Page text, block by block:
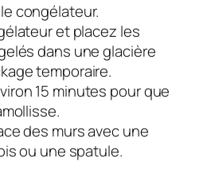
congélateur.
et placez les
dans une glacière
temporaire.
15 minutes pour que
des murs avec une
ou une spatule.